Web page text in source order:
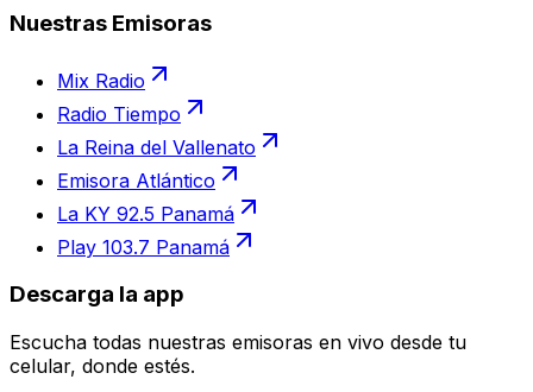
Nuestras Emisoras
Mix Radio
Radio Tiempo
La Reina del Vallenato
Emisora Atlántico
La KY 92.5 Panamá
Play 103.7 Panamá
Descarga la app
Escucha todas nuestras emisoras en vivo desde tu
celular, donde estés.